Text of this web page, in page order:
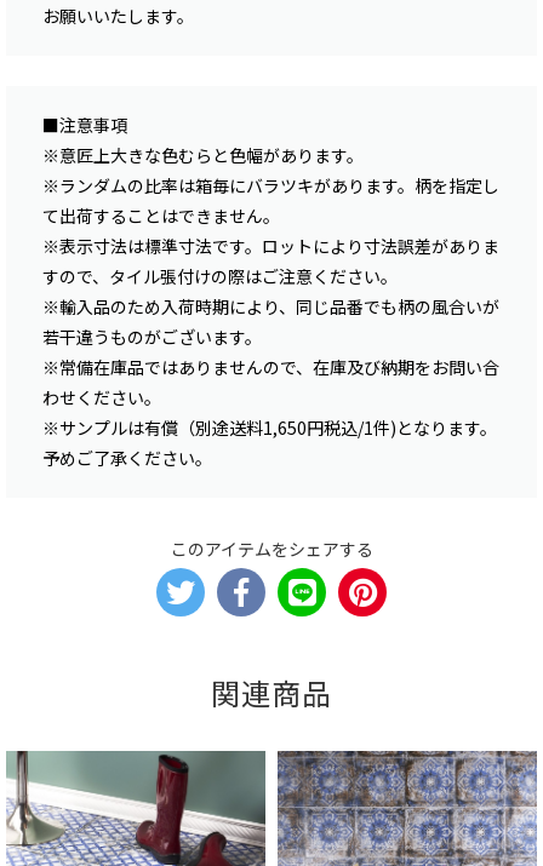
お願いいたします。
■注意事項
※意匠上大きな色むらと色幅があります。
※ランダムの比率は箱毎にバラツキがあります。柄を指定し
て出荷することはできません。
※表示寸法は標準寸法です。ロットにより寸法誤差がありま
すので、タイル張付けの際はご注意ください。
※輸入品のため入荷時期により、同じ品番でも柄の風合いが
若干違うものがございます。
※常備在庫品ではありませんので、在庫及び納期をお問い合
わせください。
※サンプルは有償（別途送料1,650円税込/1件)となります。
予めご了承ください。
このアイテムをシェアする
関連商品